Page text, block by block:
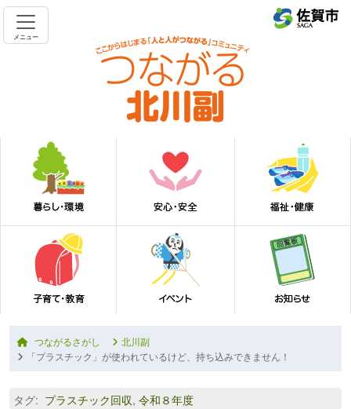
メニュー
つながるさがし
北川副
「プラスチック」が使われているけど、持ち込みできません！
タグ: プラスチック回収, 令和８年度